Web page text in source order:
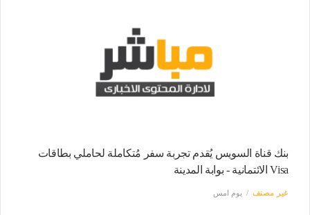
بنك قناة السويس يُقدم تجربة سفر مُتكاملة لحاملي بطاقات
Visa الائتمانية - بوابة المدينة
غير مصنف يوم امس